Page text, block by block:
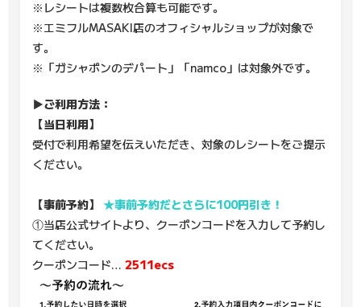
※レシートは複数枚合算も可能です。
※エミフルMASAKI店のオフィシャルショップが対象で
す。
※「ガシャポンのデパート」「namco」は対象外です。
▶ご利用方法：
【当日利用】
受付で利用希望を伝えいただき、対象のレシートをご提示
ください。
【事前予約】 ★事前予約だとさらに100円引き！
①当店公式サイトより、クーポンコードを入力して予約し
てください。
クーポンコード… 2511ecs